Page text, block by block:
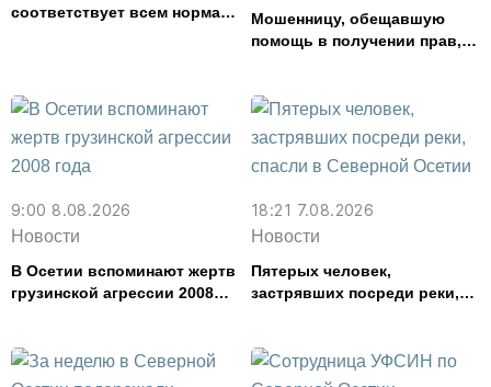
соответствует всем нормам
Мошенницу, обещавшую
помощь в получении прав,
9:00 8.08.2026
Новости
В Осетии вспоминают жертв
грузинской агрессии 2008
18:21 7.08.2026
Новости
Пятерых человек,
застрявших посреди реки,